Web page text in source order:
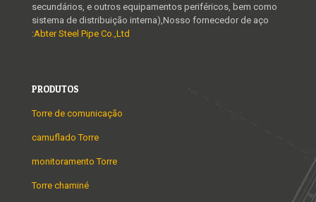
secundários, e outros equipamentos periféricos, bem como
sistema de distribuição interna),Nosso fornecedor de aço
:Abter Steel Pipe Co.,Ltd
PRODUTOS
Torre de comunicação
camuflado Torre
monitoramento Torre
Torre chaminé